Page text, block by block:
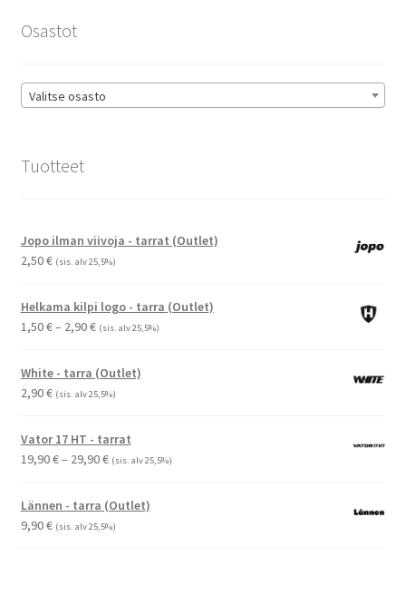
Osastot
Valitse osasto
Tuotteet
Jopo ilman viivoja - tarrat (Outlet)
2,50€ (sis. alv 25,5%)
Helkama kilpi logo - tarra (Outlet)
1,50€– 2,90€Hintaluokka:
-
2,90 €
(sis. alv 25,5%)
White - tarra (Outlet)
2,90€ (sis. alv 25,5%)
Vator 17 HT - tarrat
19,90€– 29,90€Hintaluokka:
-
29,90 €
(sis. alv 25,5%)
Lännen - tarra (Outlet)
9,90€ (sis. alv 25,5%)